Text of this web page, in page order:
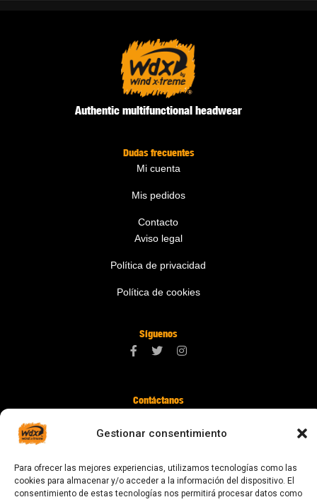
Gestionar consentimiento
Para ofrecer las mejores experiencias, utilizamos tecnologías como las
cookies para almacenar y/o acceder a la información del dispositivo. El
consentimiento de estas tecnologías nos permitirá procesar datos como
Authentic multifunctional headwear
Dudas frecuentes
Mi cuenta
Mis pedidos
Contacto
Aviso legal
Política de privacidad
Política de cookies
Síguenos
Contáctanos
08024 Barcelona